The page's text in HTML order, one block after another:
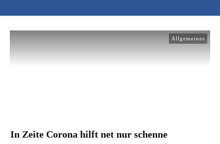
Allgemeines
In Zeite Corona hilft net nur schenne